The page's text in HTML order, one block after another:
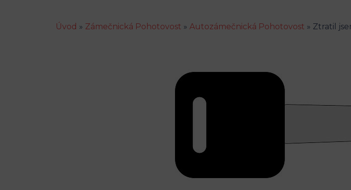
Úvod » Zámečnická Pohotovost » Autozámečnická Pohotovost » Ztratil